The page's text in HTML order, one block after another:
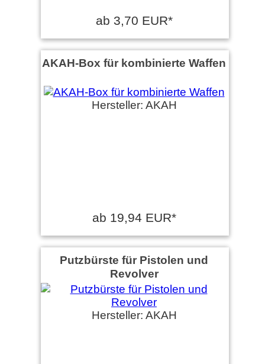
ab 3,70 EUR*
AKAH-Box für kombinierte Waffen
Hersteller: AKAH
ab 19,94 EUR*
Putzbürste für Pistolen und
Revolver
Hersteller: AKAH